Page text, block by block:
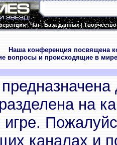
|Чат|База данных|Творчество
Наша конференция посвящена
вопросы и происходящие в
на
каналах и